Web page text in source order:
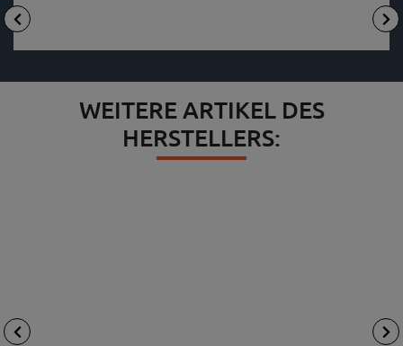
WEITERE ARTIKEL DES
HERSTELLERS: